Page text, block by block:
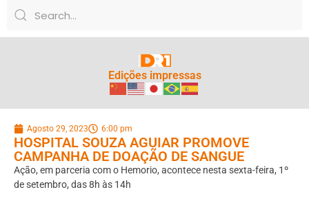
Edições impressas
Agosto 29, 2023 6:00 pm
HOSPITAL SOUZA AGUIAR PROMOVE
CAMPANHA DE DOAÇÃO DE SANGUE
Ação, em parceria com o Hemorio, acontece nesta sexta-feira, 1º
de setembro, das 8h às 14h